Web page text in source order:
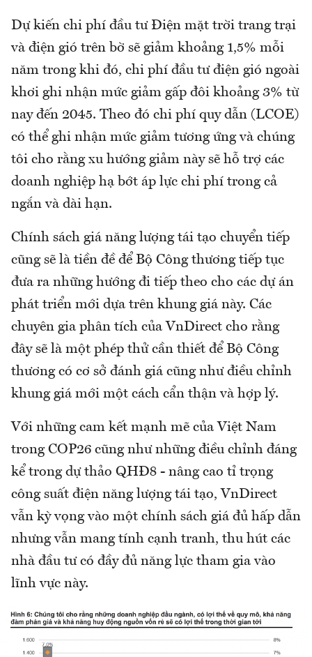
Dự kiến chi phí đầu tư Điện mặt trời trang trại
và điện gió trên bờ sẽ giảm khoảng 1,5% mỗi
năm trong khi đó, chi phí đầu tư điện gió ngoài
khơi ghi nhận mức giảm gấp đôi khoảng 3% từ
nay đến 2045. Theo đó chi phí quy dẫn (LCOE)
có thể ghi nhận mức giảm tương ứng và chúng
tôi cho rằng xu hướng giảm này sẽ hỗ trợ các
doanh nghiệp hạ bớt áp lực chi phí trong cả
ngắn và dài hạn.
Chính sách giá năng lượng tái tạo chuyển tiếp
cũng sẽ là tiền đề để Bộ Công thương tiếp tục
đưa ra những hướng đi tiếp theo cho các dự án
phát triển mới dựa trên khung giá này. Các
chuyên gia phân tích của VnDirect cho rằng
đây sẽ là một phép thử cần thiết để Bộ Công
thương có cơ sở đánh giá cũng như điều chỉnh
khung giá mới một cách cẩn thận và hợp lý.
Với những cam kết mạnh mẽ của Việt Nam
trong COP26 cũng như những điều chỉnh đáng
kể trong dự thảo QHĐ8 - nâng cao tỉ trọng
công suất điện năng lượng tái tạo, VnDirect
vẫn kỳ vọng vào một chính sách giá đủ hấp dẫn
nhưng vẫn mang tính cạnh tranh, thu hút các
nhà đầu tư có đầy đủ năng lực tham gia vào
lĩnh vực này.